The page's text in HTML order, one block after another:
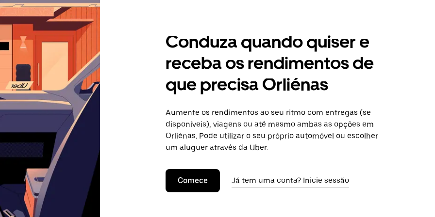
Conduza quando quiser e
receba os rendimentos de
que precisa Orliénas
Aumente os rendimentos ao seu ritmo com entregas (se
disponíveis), viagens ou até mesmo ambas as opções em
Orliénas. Pode utilizar o seu próprio automóvel ou escolher
um aluguer através da Uber.
Comece Já tem uma conta? Inicie sessão